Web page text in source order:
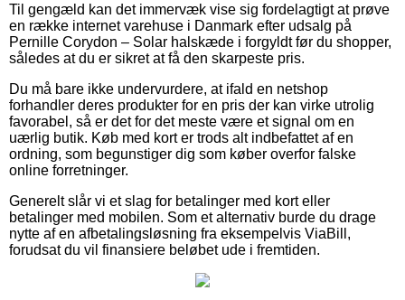
Til gengæld kan det immervæk vise sig fordelagtigt at prøve
en række internet varehuse i Danmark efter udsalg på
Pernille Corydon – Solar halskæde i forgyldt før du shopper,
således at du er sikret at få den skarpeste pris.
Du må bare ikke undervurdere, at ifald en netshop
forhandler deres produkter for en pris der kan virke utrolig
favorabel, så er det for det meste være et signal om en
uærlig butik. Køb med kort er trods alt indbefattet af en
ordning, som begunstiger dig som køber overfor falske
online forretninger.
Generelt slår vi et slag for betalinger med kort eller
betalinger med mobilen. Som et alternativ burde du drage
nytte af en afbetalingsløsning fra eksempelvis ViaBill,
forudsat du vil finansiere beløbet ude i fremtiden.